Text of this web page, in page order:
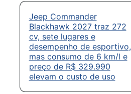
Jeep Commander
Blackhawk 2027 traz 272
cv, sete lugares e
desempenho de esportivo,
mas consumo de 6 km/l e
preço de R$ 329.990
elevam o custo de uso